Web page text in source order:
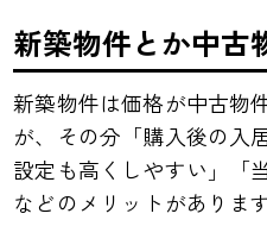
新築物件とか中古
新築物件は価格が中古物
が、その分「購入後の入
設定も高くしやすい」「
などのメリットがあります